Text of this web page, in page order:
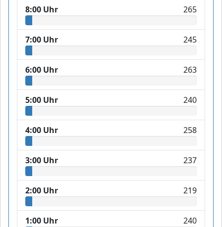
8:00 Uhr 265
7:00 Uhr 245
6:00 Uhr 263
5:00 Uhr 240
4:00 Uhr 258
3:00 Uhr 237
2:00 Uhr 219
1:00 Uhr 240